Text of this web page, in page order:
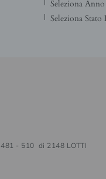
481 - 510 di 2148 LOTTI